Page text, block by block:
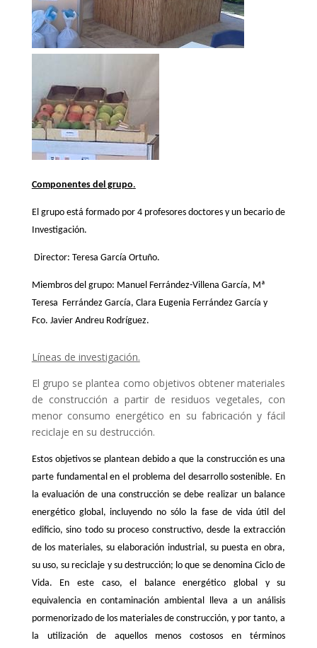
Componentesdel grupo.
El grupo está formado por 4 profesores doctores y un becario de
Investigación.
Director: Teresa García Ortuño.
Miembros del grupo: Manuel Ferrández-Villena García, Mª
Teresa Ferrández García, Clara Eugenia Ferrández García y
Fco. Javier Andreu Rodríguez.
Líneas de investigación.
El grupo se plantea como objetivos obtener materiales
de construcción a partir de residuos vegetales, con
menor consumo energético en su fabricación y fácil
reciclaje en su destrucción.
Estos objetivos se plantean debido a que la construcción es una
parte fundamental en el problema del desarrollo sostenible. En
la evaluación de una construcción se debe realizar un balance
energético global, incluyendo no sólo la fase de vida útil del
edificio, sino todo su proceso constructivo, desde la extracción
de los materiales, su elaboración industrial, su puesta en obra,
su uso, su reciclaje y su destrucción; lo que se denomina Ciclo de
Vida. En este caso, el balance energético global y su
equivalencia en contaminación ambiental lleva a un análisis
pormenorizado de los materiales de construcción, y por tanto, a
la utilización de aquellos menos costosos en términos